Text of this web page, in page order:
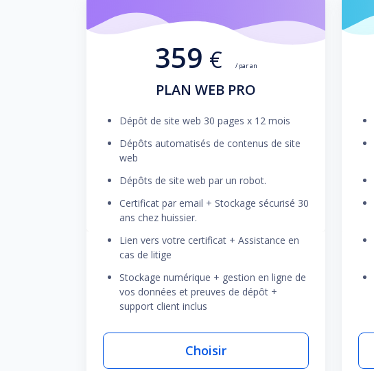
359 € / par an
PLAN WEB PRO
Dépôt de site web 30 pages x 12 mois
Dépôts automatisés de contenus de site
web
Dépôts de site web par un robot.
Certificat par email + Stockage sécurisé 30
ans chez huissier.
Lien vers votre certificat + Assistance en
cas de litige
Stockage numérique + gestion en ligne de
vos données et preuves de dépôt +
support client inclus
Choisir